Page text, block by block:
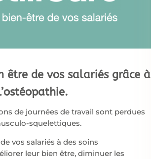
être de vos salariés grâce à
de journées de travail sont perdues
squelettiques.
vos salariés à des soins
leur bien être, diminuer les